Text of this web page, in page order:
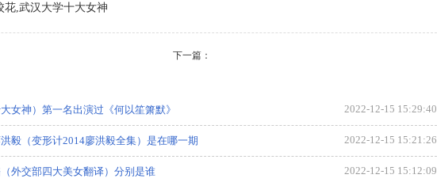
花,武汉大学十大女神
下一篇：
女神）第一名出演过《何以笙箫默》 2022-12-15 15:29:40
毅（变形计2014廖洪毅全集）是在哪一期 2022-12-15 15:21:26
外交部四大美女翻译）分别是谁 2022-12-15 15:12:09